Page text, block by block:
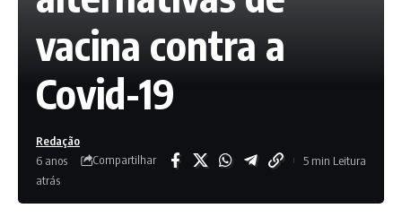
vacina contra a
Covid-19
Redação
6 anos
atrás
Compartilhar 5 min Leitura